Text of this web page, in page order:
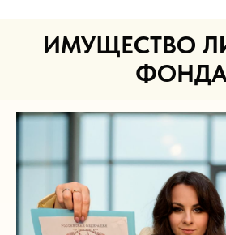
ИМУЩЕСТВО